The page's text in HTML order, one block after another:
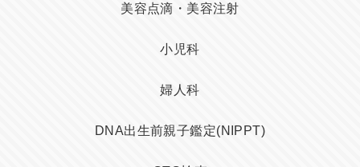
美容点滴・美容注射
小児科
婦人科
DNA出生前親子鑑定(NIPPT)